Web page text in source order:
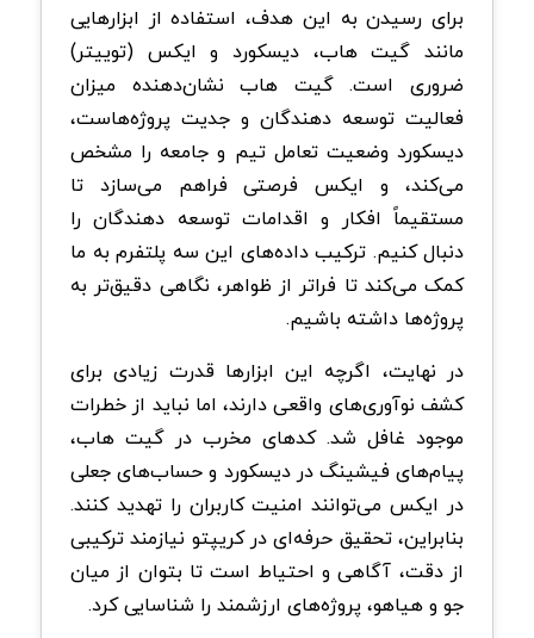
برای رسیدن به این هدف، استفاده از ابزارهایی
مانند گیت هاب، دیسکورد و ایکس (توییتر)
ضروری است. گیت هاب نشان‌دهنده میزان
فعالیت توسعه دهندگان و جدیت پروژه‌هاست،
دیسکورد وضعیت تعامل تیم و جامعه را مشخص
می‌کند، و ایکس فرصتی فراهم می‌سازد تا
مستقیماً افکار و اقدامات توسعه دهندگان را
دنبال کنیم. ترکیب داده‌های این سه پلتفرم به ما
کمک می‌کند تا فراتر از ظواهر، نگاهی دقیق‌تر به
پروژه‌ها داشته باشیم.
در نهایت، اگرچه این ابزارها قدرت زیادی برای
کشف نوآوری‌های واقعی دارند، اما نباید از خطرات
موجود غافل شد. کدهای مخرب در گیت هاب،
پیام‌های فیشینگ در دیسکورد و حساب‌های جعلی
در ایکس می‌توانند امنیت کاربران را تهدید کنند.
بنابراین، تحقیق حرفه‌ای در کریپتو نیازمند ترکیبی
از دقت، آگاهی و احتیاط است تا بتوان از میان
جو و هیاهو، پروژه‌های ارزشمند را شناسایی کرد.